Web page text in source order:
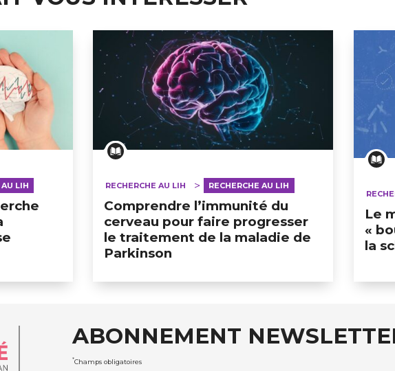
AU LIH RECHERCHE AU LIH RECHERCHE AU LIH
Comprendre l’immunité du
cerveau pour faire progresser
le traitement de la maladie de
Parkinson
Le
«
la
HôpitauxRobert Schuman
ABONNEMENT
*Champs obligatoires